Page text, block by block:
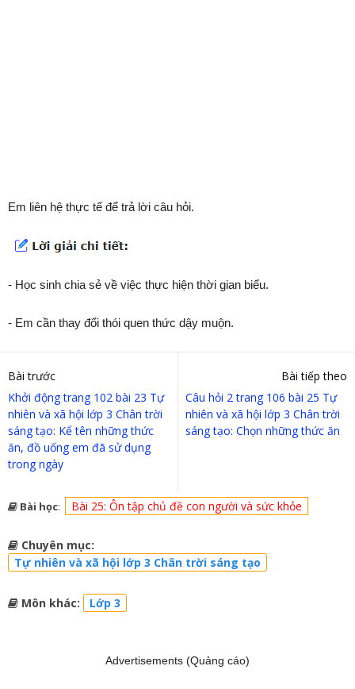
Em liên hệ thực tế để trả lời câu hỏi.
- Học sinh chia sẻ về việc thực hiện thời gian biểu.
- Em cần thay đổi thói quen thức dậy muộn.
Bài trước
Khởi động trang 102 bài 23 Tự
nhiên và xã hội lớp 3 Chân trời
sáng tạo: Kể tên những thức
ăn, đồ uống em đã sử dụng
trong ngày
Bài tiếp theo
Câu hỏi 2 trang 106 bài 25 Tự
nhiên và xã hội lớp 3 Chân trời
sáng tạo: Chọn những thức ăn
Bài học: Bài 25: Ôn tập chủ đề con người và sức khỏe
Chuyên mục:
Tự nhiên và xã hội lớp 3 Chân trời sáng tạo
Môn khác: Lớp 3
Advertisements (Quảng cáo)